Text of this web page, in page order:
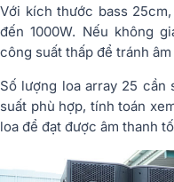
Với kích thước bass
đến 1000W. Nếu không
công suất thấp để tránh
Số lượng loa array 25 cần
suất phù hợp, tính toán
loa để đạt được âm thanh